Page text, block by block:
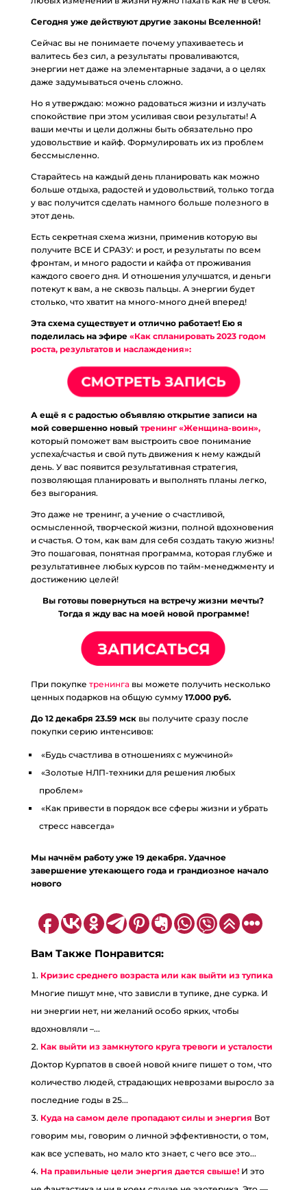
Сегодня уже действуют другие законы Вселенной!
Сейчас вы не понимаете почему упахиваетесь и
валитесь без сил, а результаты проваливаются,
энергии нет даже на элементарные задачи, а о целях
даже задумываться очень сложно.
Но я утверждаю: можно радоваться жизни и излучать
спокойствие при этом усиливая свои результаты! А
ваши мечты и цели должны быть обязательно про
удовольствие и кайф. Формулировать их из проблем
бессмысленно.
Старайтесь на каждый день планировать как можно
больше отдыха, радостей и удовольствий, только тогда
у вас получится сделать намного больше полезного в
этот день.
Есть секретная схема жизни, применив которую вы
получите ВСЕ И СРАЗУ: и рост, и результаты по всем
фронтам, и много радости и кайфа от проживания
каждого своего дня. И отношения улучшатся, и деньги
потекут к вам, а не сквозь пальцы. А энергии будет
столько, что хватит на много-много дней вперед!
Эта схема существует и отлично работает! Ею я
поделилась на эфире «Как спланировать 2023 годом
роста, результатов и наслаждения»:
А ещё я с радостью объявляю открытие записи на
мой совершенно новый тренинг «Женщина-воин»,
который поможет вам выстроить свое понимание
успеха/счастья и свой путь движения к нему каждый
день. У вас появится результативная стратегия,
позволяющая планировать и выполнять планы легко,
без выгорания.
Это даже не тренинг, а учение о счастливой,
осмысленной, творческой жизни, полной вдохновения
и счастья. О том, как вам для себя создать такую жизнь!
Это пошаговая, понятная программа, которая глубже и
результативнее любых курсов по тайм-менеджменту и
достижению целей!
Вы готовы повернуться на встречу жизни мечты?
Тогда я жду вас на моей новой программе!
При покупке тренингавы можете получить несколько
ценных подарков на общую сумму 17.000 руб.
До 12 декабря 23.59 мсквы получите сразу после
покупки серию интенсивов:
«Будь счастлива в отношениях с мужчиной»
«Золотые НЛП-техники для решения любых
проблем»
«Как привести в порядок все сферы жизни и убрать
стресс навсегда»
Мы начнём работу уже 19 декабря. Удачное
завершение утекающего года и грандиозное начало
нового
Вам Также Понравится:
Кризис среднего возраста или как выйти из тупика
Многие пишут мне, что зависли в тупике, дне сурка. И
ни энергии нет, ни желаний особо ярких, чтобы
вдохновляли –...
Как выйти из замкнутого круга тревоги и усталости
Доктор Курпатов в своей новой книге пишет о том, что
количество людей, страдающих неврозами выросло за
последние годы в 25...
Куда на самом деле пропадают силы и энергия Вот
говорим мы, говорим о личной эффективности, о том,
как все успевать, но мало кто знает, с чего все это...
На правильные цели энергия дается свыше! И это